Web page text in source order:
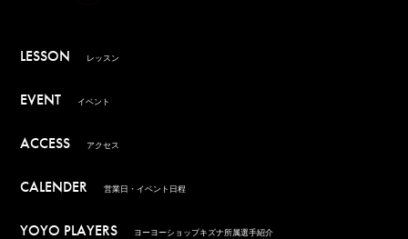
LESSON レッスン
EVENT イベント
ACCESS アクセス
CALENDER 営業日・イベント日程
YOYO PLAYERS ヨーヨーショップキズナ所属選手紹介